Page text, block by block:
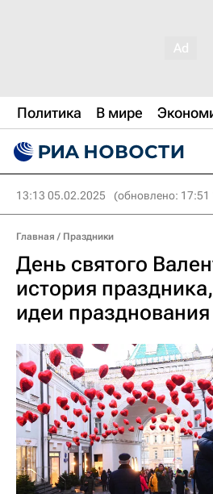
Политика В мире
13:13 05.02.2025 (обновлено:
Главная / Праздники
День святого
история
идеи празднования